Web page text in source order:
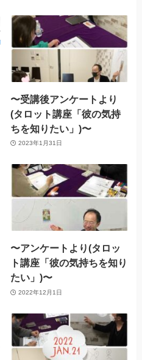
〜受講後アンケートより
(タロット講座「彼の気持
ちを知りたい」)〜
2023年1月31日
〜アンケートより(タロッ
ト講座「彼の気持ちを知り
たい」)〜
2022年12月1日